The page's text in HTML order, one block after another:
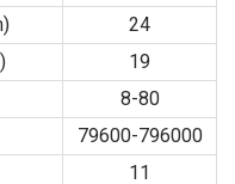
24
19
8-80
79600-796000
11